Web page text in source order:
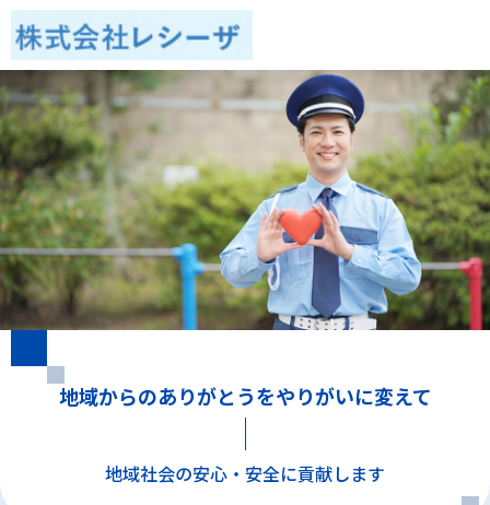
地域からのありがとうをやりがいに変えて
地域社会の安心・安全に貢献します